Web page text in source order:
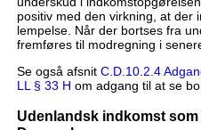
positiv med den virkning, at der
lempelse. Når der bortses fra
fremføres til modregning i
Se også afsnit C.D.10.2.4
LL § 33 H om adgang til at se
Udenlandsk indkomst